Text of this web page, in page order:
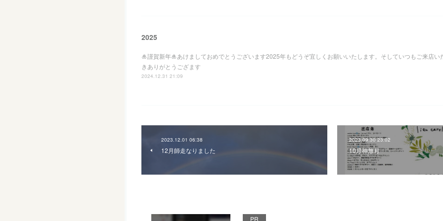
2025
🎍謹賀新年🎍あけましておめでとうございます2025年もどうぞ宜しくお願いいたします。そしていつもご来店い
きありがとうござます
2024.12.31 21:09
2023.12.01 06:38
12月師走なりました
2023.09.30 23:02
10月神無月
PR